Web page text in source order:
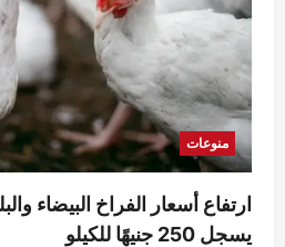
منوعات
ارتفاع أسعار الفراخ البيضاء
يسجل 250 جنيهًا للكيلو